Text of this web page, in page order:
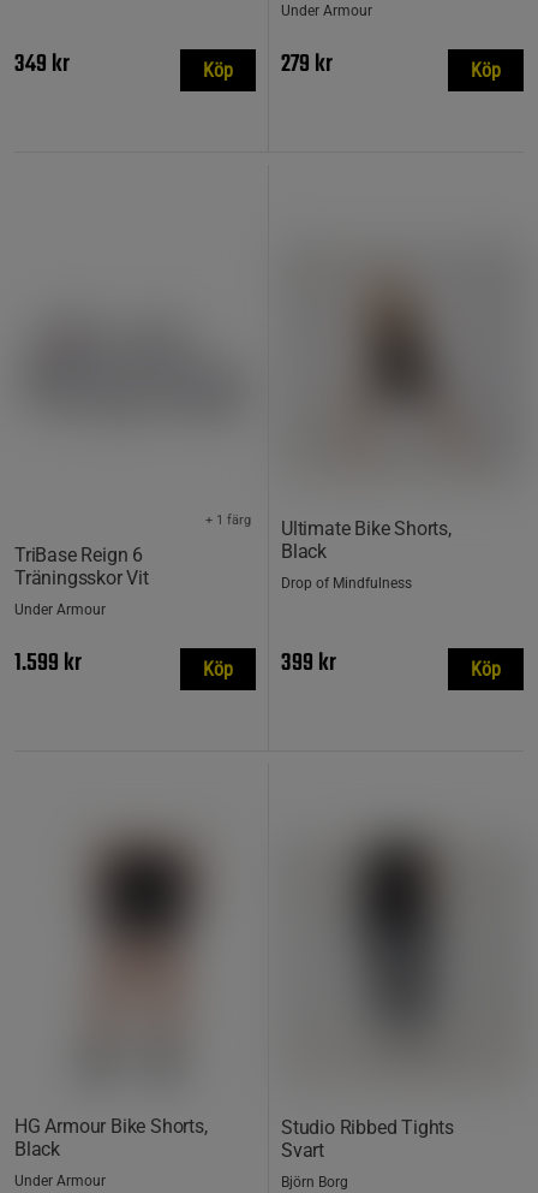
349 kr Köp
Under Armour
279 kr Köp
TriBase Reign 6
Träningsskor Vit
+ 1 färg
Under Armour
1.599 kr Köp
Ultimate Bike Shorts,
Black
Drop of Mindfulness
399 kr Köp
HG Armour Bike Shorts,
Black
Under Armour
Studio Ribbed Tights
Svart
Björn Borg